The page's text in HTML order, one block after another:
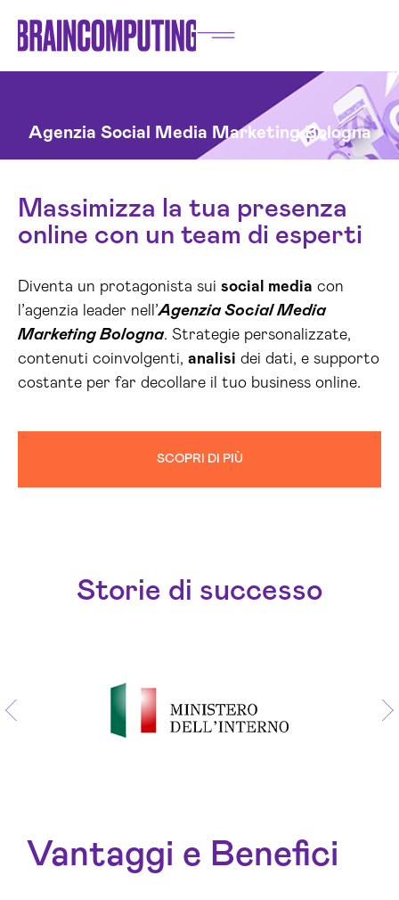
Agenzia Social Media Marketing Bologna
Massimizza la tua presenza
online con un team di esperti
Diventa un protagonista sui social media con
l’agenzia leader nell’Agenzia Social Media
Marketing Bologna. Strategie personalizzate,
contenuti coinvolgenti, analisi dei dati, e supporto
costante per far decollare il tuo business online.
SCOPRI DI PIÙ
Storie di successo
Vantaggi e Benefici